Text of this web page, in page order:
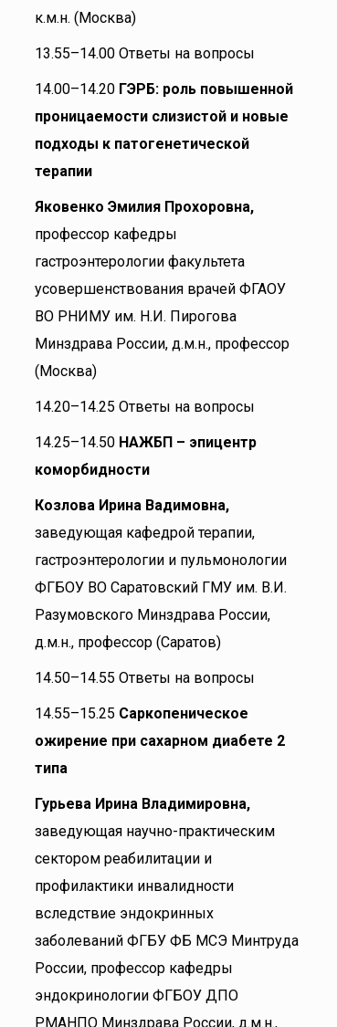
к.м.н. (Москва)
13.55–14.00 Ответы на вопросы
14.00–14.20 ГЭРБ: роль повышенной
проницаемости слизистой и новые
подходы к патогенетической
терапии
Яковенко Эмилия Прохоровна,
профессор кафедры
гастроэнтерологии факультета
усовершенствования врачей ФГАОУ
ВО РНИМУ им. Н.И. Пирогова
Минздрава России, д.м.н., профессор
(Москва)
14.20–14.25 Ответы на вопросы
14.25–14.50 НАЖБП – эпицентр
коморбидности
Козлова Ирина Вадимовна,
заведующая кафедрой терапии,
гастроэнтерологии и пульмонологии
ФГБОУ ВО Саратовский ГМУ им. В.И.
Разумовского Минздрава России,
д.м.н., профессор (Саратов)
14.50–14.55 Ответы на вопросы
14.55–15.25 Саркопеническое
ожирение при сахарном диабете 2
типа
Гурьева Ирина Владимировна,
заведующая научно-практическим
сектором реабилитации и
профилактики инвалидности
вследствие эндокринных
заболеваний ФГБУ ФБ МСЭ Минтруда
России, профессор кафедры
эндокринологии ФГБОУ ДПО
РМАНПО Минздрава России, д.м.н.,